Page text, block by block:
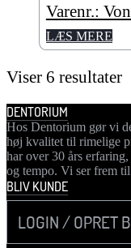
Varenr.:
LÆS MERE
Viser 6 resultater
DENTORIUM
Hos Dentorium gør vi
høj kvalitet til rimelige
har over 30 års
og tempo. Vi ser frem
BLIV KUNDE
LOGIN / OPRET